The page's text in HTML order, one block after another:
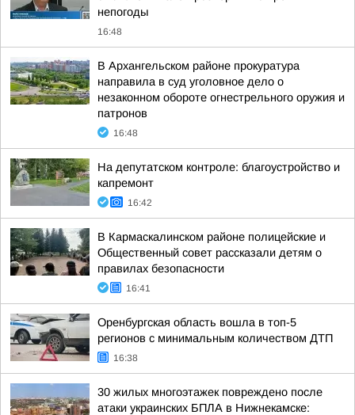
непогоды
16:48
В Архангельском районе прокуратура
направила в суд уголовное дело о
незаконном обороте огнестрельного оружия и
патронов
16:48
На депутатском контроле: благоустройство и
капремонт
16:42
В Кармаскалинском районе полицейские и
Общественный совет рассказали детям о
правилах безопасности
16:41
Оренбургская область вошла в топ-5
регионов с минимальным количеством ДТП
16:38
30 жилых многоэтажек повреждено после
атаки украинских БПЛА в Нижнекамске: